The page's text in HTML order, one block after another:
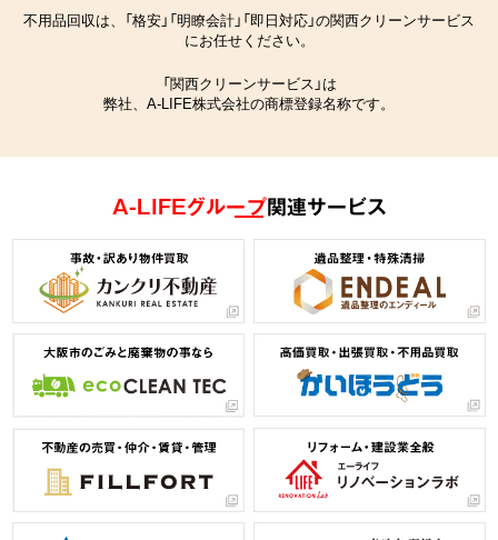
不用品回収は、「格安」「明瞭会計」「即日対応」の関西クリーンサービス
にお任せください。
「関西クリーンサービス」は
弊社、A-LIFE株式会社の商標登録名称です。
A-LIFEグループ関連サービス